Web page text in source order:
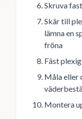
Skruva
Skär till
lämna en
fröna
Fäst
Måla eller
Montera